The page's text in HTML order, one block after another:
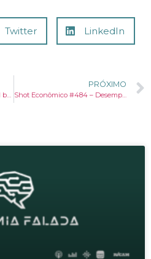
Twitter LinkedIn
Shot Econômico #482 – Brasil bate recorde de turistas em 2025. Adivinha de onde veio um em cada três deles.
PRÓXIMO
Shot Econômico #484 – Desemprego no chão, mesmo com os juros no céu? E agora que os juros vão cair?